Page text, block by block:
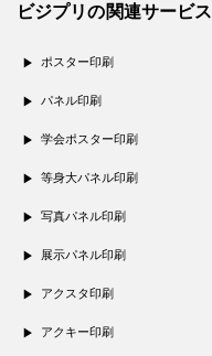
ビジプリの関連サービス
ポスター印刷
パネル印刷
学会ポスター印刷
等身大パネル印刷
写真パネル印刷
展示パネル印刷
アクスタ印刷
アクキー印刷